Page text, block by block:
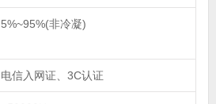
5%~95%(非冷凝)
电信入网证、3C认证